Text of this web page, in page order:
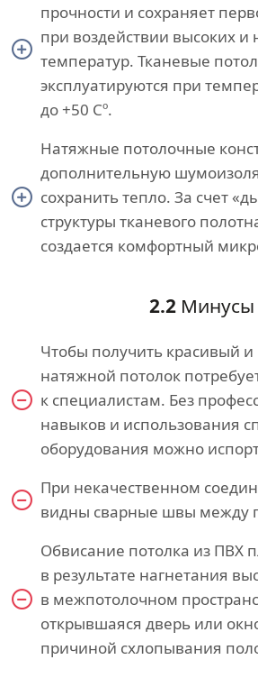
прочности и сохраняет
при воздействии высоких и
температур. Тканевые
эксплуатируются при
до +50 Сº.
Натяжные потолочные
дополнительную
сохранить тепло. За счет
структуры тканевого
создается комфортный
2.2Минусы
Чтобы получить красивый
натяжной потолок
к специалистам. Без
навыков и использования
оборудования можно
При некачественном
видны сварные швы между
Обвисание потолка из ПВХ
в результате нагнетания
в межпотолочном
открывшаяся дверь или
причиной схлопывания